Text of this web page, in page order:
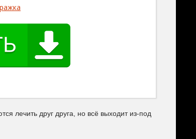
лечить друг друга, но всё выходит из-под